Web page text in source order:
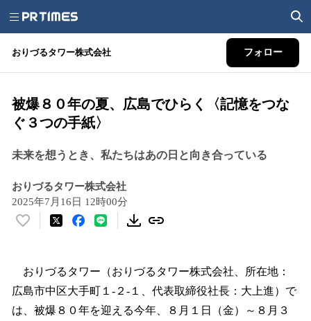
おりづるタワー株式会社 フォロー
被爆８０年の夏、広島でひらく〈記憶をつな
ぐ３つの手紙〉
未来を想うとき、私たちはあの日と向き合っている
おりづるタワー株式会社
2025年7月16日 12時00分
い
！
数
を
読
おりづるタワー（おりづるタワー株式会社、所在地：
広島市中区大手町１-２-１、代表取締役社長：大上進）で
は、被爆８０年を迎える今年、８月１日（金）～８月３